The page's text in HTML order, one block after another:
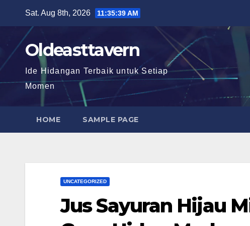
content
Sat. Aug 8th, 2026 11:35:40 AM
Oldeasttavern
Ide Hidangan Terbaik untuk Setiap
Momen
HOME SAMPLE PAGE
UNCATEGORIZED
Jus Sayuran Hijau